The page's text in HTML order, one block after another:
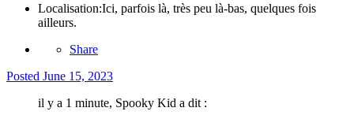
Localisation:Ici, parfois là, très peu là-bas, quelques fois
ailleurs.
Share
Posted June 15, 2023
il y a 1 minute, Spooky Kid a dit :